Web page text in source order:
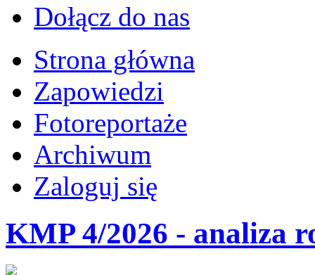
Dołącz do nas
Strona główna
Zapowiedzi
Fotoreportaże
Archiwum
Zaloguj się
KMP 4/2026 - analiza